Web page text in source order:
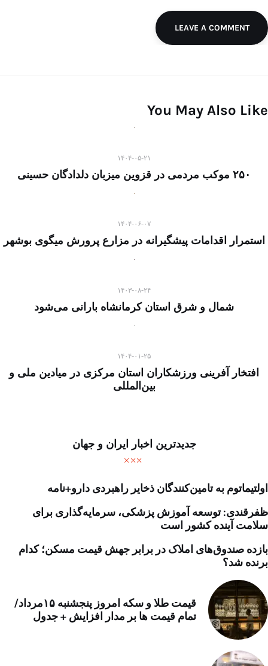
LEAVE A COMMENT
You May Also Like
۱۴۰۴-۰۵-۲۱
۲۵۰ موکب مردمی در قزوین میزبان دلدادگان حسینی
۱۴۰۴-۰۶-۰۷
استمرار اقدامات پیشگیرانه در مزارع پرورش میگوی بوشهر
۱۴۰۳-۰۸-۲۴
شمال و شرق استان کرمانشاه بارانی می‌شود
۱۴۰۴-۰۱-۲۵
افتخار آفرینی ورزشکاران استان مرکزی در میادین ملی و
بین‌المللی
جدیدترین اخبار ایران و جهان
اولتیماتوم به تامین‌کنندگان ذخایر راهبردی دارو+نامه
ظفرقندی: توسعه آموزش پزشکی، سرمایه‌گذاری برای
سلامت آینده کشور است
بازده صندوق‌های املاک در برابر جهش قیمت مسکن؛ کدام
برنده شد؟
قیمت طلا و سکه امروز پنجشنبه ۱۵مرداد/
تمام قیمت ها بر مدار افزایش + جدول